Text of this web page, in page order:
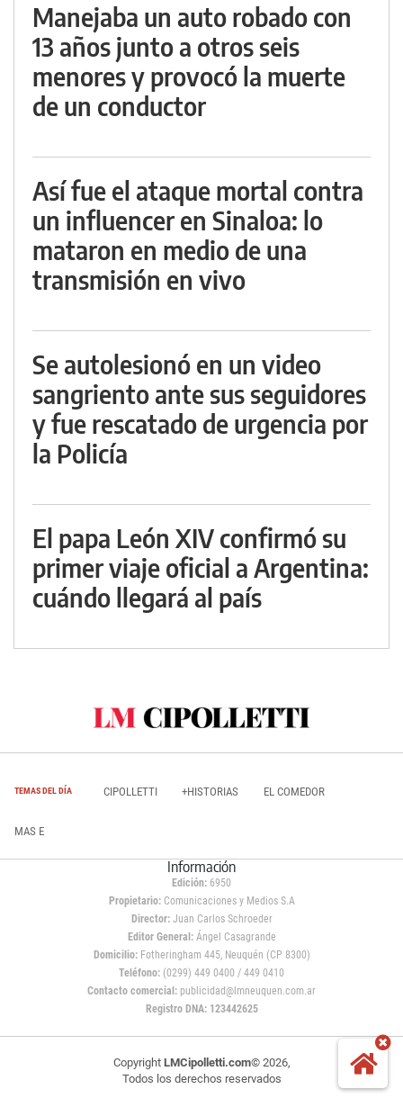
Manejaba un auto robado con
13 años junto a otros seis
menores y provocó la muerte
de un conductor
Así fue el ataque mortal contra
un influencer en Sinaloa: lo
mataron en medio de una
transmisión en vivo
Se autolesionó en un video
sangriento ante sus seguidores
y fue rescatado de urgencia por
la Policía
El papa León XIV confirmó su
primer viaje oficial a Argentina:
cuándo llegará al país
TEMAS DEL DÍA CIPOLLETTI +HISTORIAS EL COMEDOR
MAS E
Información
Edición: 6950
Propietario:Comunicaciones y Medios S.A
Director: Juan Carlos Schroeder
Editor General:Ángel Casagrande
Domicilio:Fotheringham 445, Neuquén (CP 8300)
Teléfono: (0299) 449 0400 / 449 0410
Contacto comercial: publicidad@lmneuquen.com.ar
Registro DNA: 123442625
Copyright LMCipolletti.com© 2026,
Todos los derechos reservados